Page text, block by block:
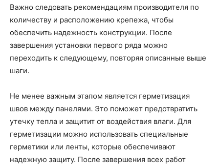
Важно следовать рекомендациям производителя по
количеству и расположению крепежа, чтобы
обеспечить надежность конструкции. После
завершения установки первого ряда можно
переходить к следующему, повторяя описанные выше
шаги.
Не менее важным этапом является герметизация
швов между панелями. Это поможет предотвратить
утечку тепла и защитит от воздействия влаги. Для
герметизации можно использовать специальные
герметики или ленты, которые обеспечивают
надежную защиту. После завершения всех работ